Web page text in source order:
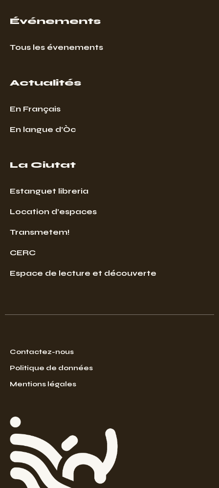
Événements
Tous les évenements
Actualités
En Français
En langue d’Òc
La Ciutat
Estanguet libreria
Location d’espaces
Transmetem!
CERC
Espace de lecture et découverte
Contactez-nous
Politique de données
Mentions légales